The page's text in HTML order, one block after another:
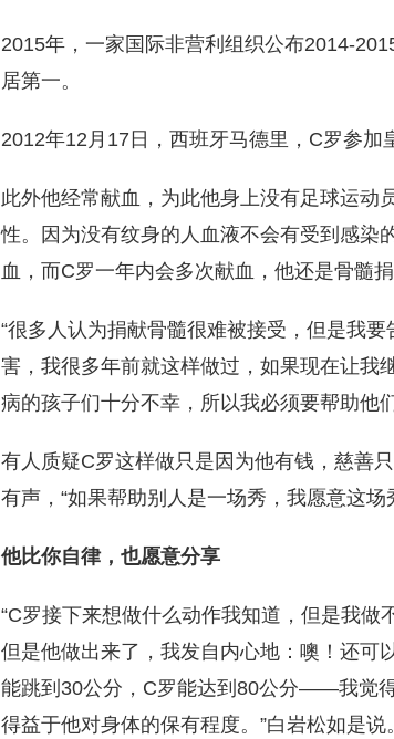
2015年，一家国际非营利组织公布2014-
居第一。
2012年12月17日，西班牙马德里，C罗参加
此外他经常献血，为此他身上没有足球运动
性。因为没有纹身的人血液不会有受到感染
血，而C罗一年内会多次献血，他还是骨髓捐
“很多人认为捐献骨髓很难被接受，但是我
害，我很多年前就这样做过，如果现在让我
病的孩子们十分不幸，所以我必须要帮助他们
有人质疑C罗这样做只是因为他有钱，慈善
有声，“如果帮助别人是一场秀，我愿意这场
他比你自律，也愿意分享
“C罗接下来想做什么动作我知道，但是我做
但是他做出来了，我发自内心地：噢！还可
能跳到30公分，C罗能达到80公分——我觉
得益于他对身体的保有程度。”白岩松如是说。